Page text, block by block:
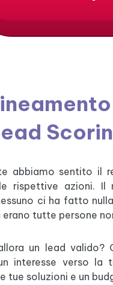
abbiamo sentito il
rispettive azioni. Il
ci ha fatto
tutte persone
un lead
interesse verso la
tue soluzioni e un